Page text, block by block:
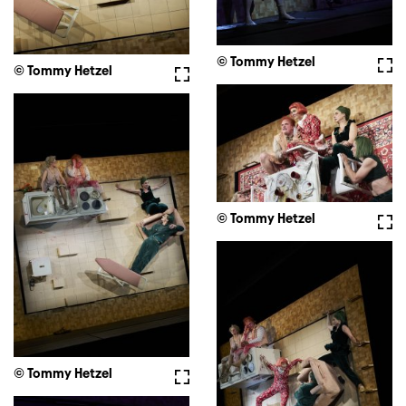
© Tommy Hetzel
Fullscreen
© Tommy Hetzel
© Tommy Hetzel
Fullscreen
© Tommy Hetzel